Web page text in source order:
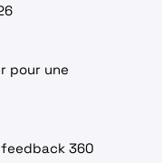
pour une
360